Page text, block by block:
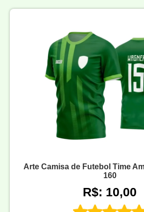
Arte Camisa de Futebol Time
160
R$: 10,00